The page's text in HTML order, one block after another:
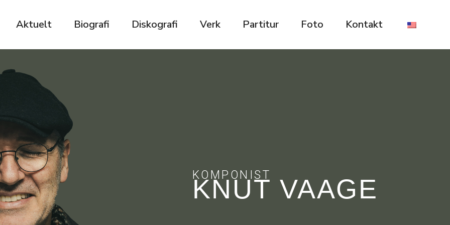
Aktuelt Biografi Diskografi Verk Partitur Foto Kontakt
KOMPONIST
KNUT VAAGE